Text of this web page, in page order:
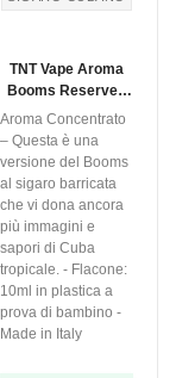
TNT Vape Aroma
Booms Reserve -
10ml
Aroma Concentrato
– Questa è una
versione del Booms
al sigaro barricata
che vi dona ancora
più immagini e
sapori di Cuba
tropicale. - Flacone:
10ml in plastica a
prova di bambino -
Made in Italy